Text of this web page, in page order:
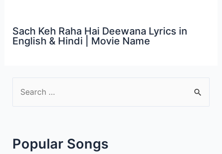
Sach Keh Raha Hai Deewana Lyrics in
English & Hindi | Movie Name
c
Popular Songs